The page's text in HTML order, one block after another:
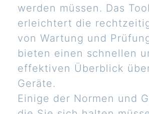
werden müssen. Das Tool
erleichtert die
von Wartung und
bieten einen schnellen
effektiven Überblick
Geräte.
Einige der Normen und